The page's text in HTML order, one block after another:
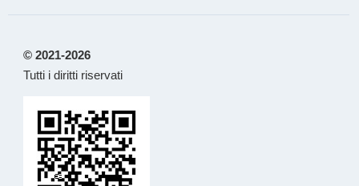
© 2021-2026
Tutti i diritti riservati